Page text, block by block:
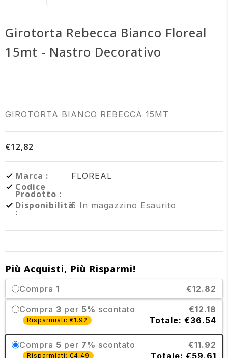
Girotorta Rebecca Bianco Floreal
15mt - Nastro Decorativo
GIROTORTA BIANCO REBECCA 15MT
€12,82
Marca : FLOREAL
Codice
Prodotto :
Disponibilità
:
5 In magazzino Esaurito
Più Acquisti, Più Risparmi!
Compra 1
€12.82
Compra 3 per 5% scontato €12.18
Risparmiati: €1.92 Totale: €36.54
Compra 5 per 7% scontato €11.92
Risparmiati: €4.49 Totale: €59.61